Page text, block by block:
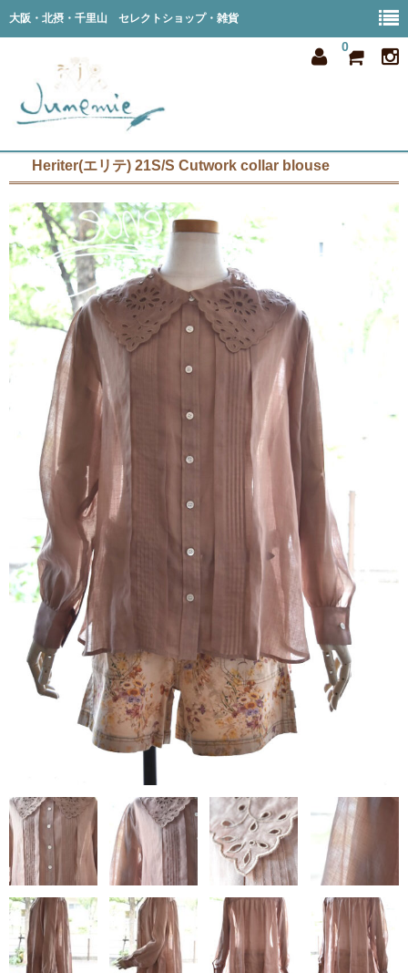
大阪・北摂・千里山 セレクトショップ・雑貨
0
all item
member
order
privacy
shop info
contact
Heriter(エリテ) 21S/S Cutwork collar blouse